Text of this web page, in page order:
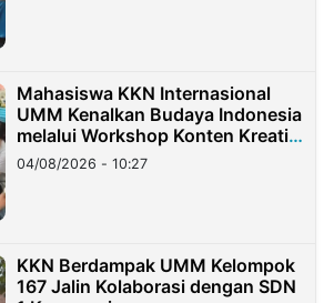
Mahasiswa KKN Internasional
UMM Kenalkan Budaya Indonesia
melalui Workshop Konten Kreatif
di Taiwan
04/08/2026 - 10:27
KKN Berdampak UMM Kelompok
167 Jalin Kolaborasi dengan SDN